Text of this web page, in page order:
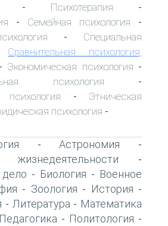
- Психотерапия -
- Семейная психология -
- Специальная
Сравнительная психология,
Экономическая психология -
психология -
психология - Этническая
психология -
-Астрономия -
жизнедеятельности -
дело - Биология - Военное
- Зоология - История -
- Литература - Математика
Педагогика - Политология -